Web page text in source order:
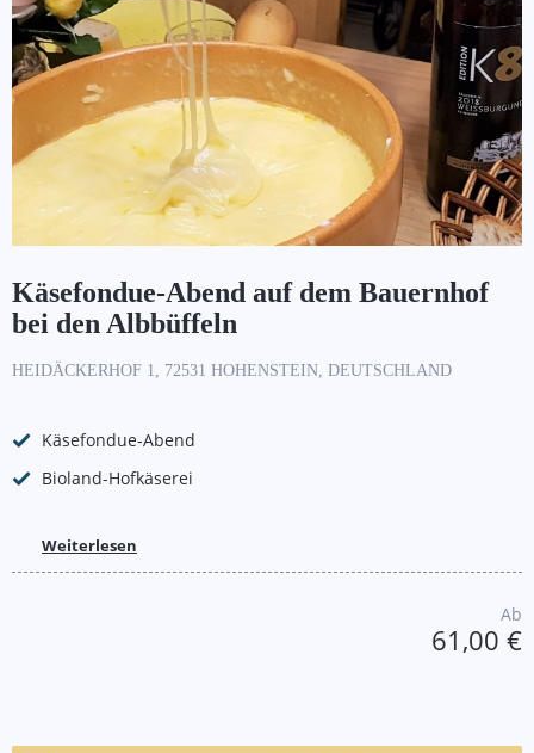
Käsefondue-Abend auf dem Bauernhof
bei den Albbüffeln
HEIDÄCKERHOF 1, 72531 HOHENSTEIN, DEUTSCHLAND
Käsefondue-Abend
Bioland-Hofkäserei
Weiterlesen
Ab
61,00 €